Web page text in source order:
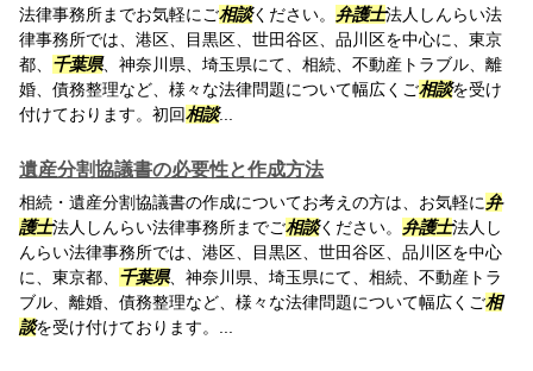
法律事務所までお気軽にご相談ください。 弁護士法人しんらい法
律事務所では、港区、目黒区、世田谷区、品川区を中心に、東京
都、 千葉県、神奈川県、埼玉県にて、相続、不動産トラブル、離
婚、債務整理など、様々な法律問題について幅広くご相談を受け
付けております。初回相談...
遺産分割協議書の必要性と作成方法
相続・遺産分割協議書の作成についてお考えの方は、お気軽に弁
護士法人しんらい法律事務所までご相談ください。 弁護士法人し
んらい法律事務所では、港区、目黒区、世田谷区、品川区を中心
に、東京都、 千葉県、神奈川県、埼玉県にて、相続、不動産トラ
ブル、離婚、債務整理など、様々な法律問題について幅広くご相
談を受け付けております。...